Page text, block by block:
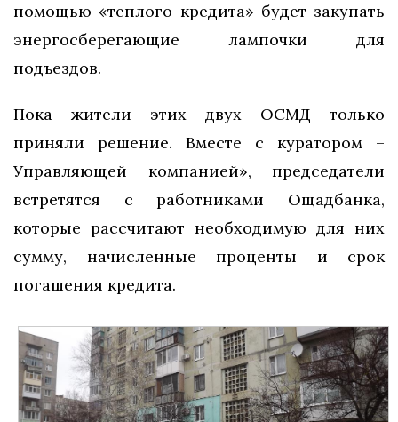
помощью «теплого кредита» будет закупать
энергосберегающие лампочки для
подъездов.
Пока жители этих двух ОСМД только
приняли решение. Вместе с куратором –
Управляющей компанией», председатели
встретятся с работниками Ощадбанка,
которые рассчитают необходимую для них
сумму, начисленные проценты и срок
погашения кредита.